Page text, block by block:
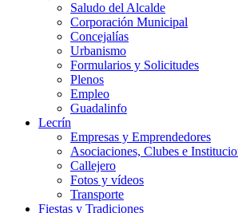
Saludo del Alcalde
Corporación Municipal
Concejalías
Urbanismo
Formularios y Solicitudes
Plenos
Empleo
Guadalinfo
Lecrín
Empresas y Emprendedores
Asociaciones, Clubes e
Callejero
Fotos y vídeos
Transporte
Fiestas y Tradiciones